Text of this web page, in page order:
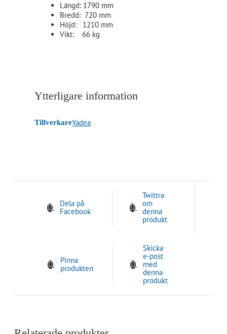
Längd: 1790 mm
Bredd: 720 mm
Höjd: 1210 mm
Vikt: 66 kg
Ytterligare information
TillverkareYadea
Dela på
Facebook
Twittra
om
denna
produkt
Pinna
produkten
Skicka
e-post
med
denna
produkt